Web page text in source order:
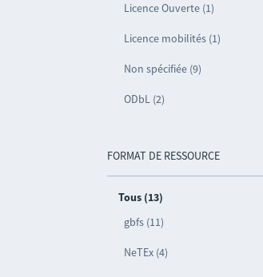
Licence Ouverte (1)
Licence mobilités (1)
Non spécifiée (9)
ODbL (2)
FORMAT DE RESSOURCE
Tous (13)
gbfs (11)
NeTEx (4)